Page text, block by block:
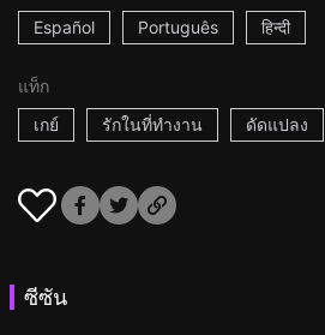
Español Português हिन्दी
แท็ก
เกย์
รักในที่ทำงาน ดัดแปลง
ซีซัน